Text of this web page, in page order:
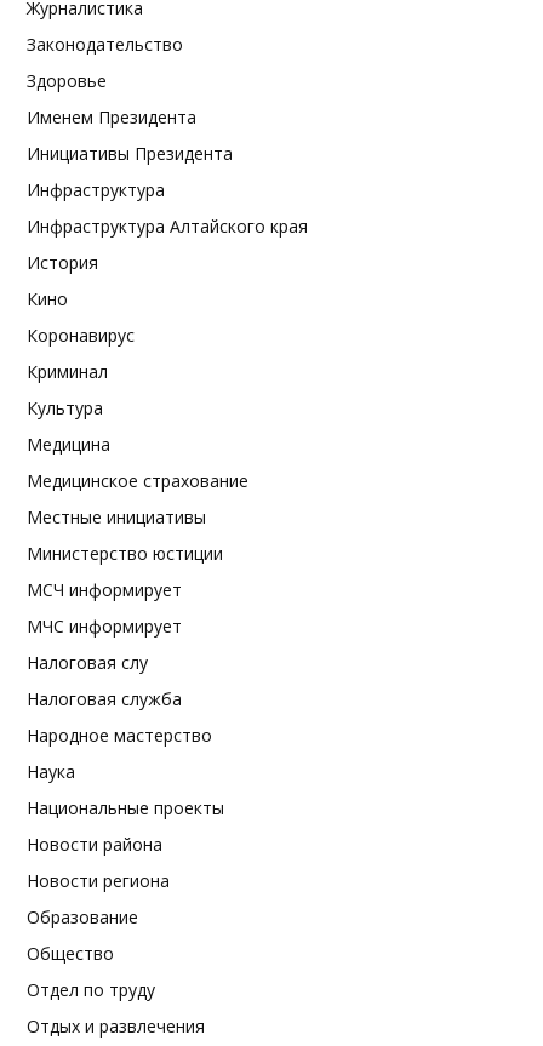
Журналистика
Законодательство
Здоровье
Именем Президента
Инициативы Президента
Инфраструктура
Инфраструктура Алтайского края
История
Кино
Коронавирус
Криминал
Культура
Медицина
Медицинское страхование
Местные инициативы
Министерство юстиции
МСЧ информирует
МЧС информирует
Налоговая слу
Налоговая служба
Народное мастерство
Наука
Национальные проекты
Новости района
Новости региона
Образование
Общество
Отдел по труду
Отдых и развлечения